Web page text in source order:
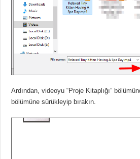
Ardından, videoyu “Proje Kitaplığı”
bölümüne sürükleyip bırakın.